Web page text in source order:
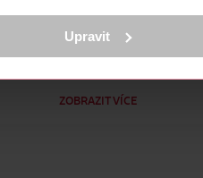
sociálních médií, analýze
Upravit
dvě kapsle denně – pro
ZOBRAZIT VÍCE